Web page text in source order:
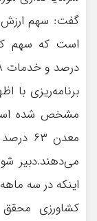
برنامه‌ریزی با
مشخص شده
معدن
می‌دهند.دبیر